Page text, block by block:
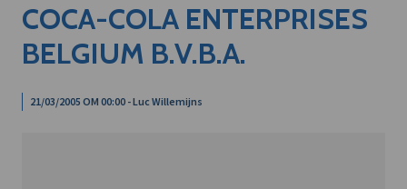
COCA-COLA ENTERPRISES
BELGIUM B.V.B.A.
21/03/2005 OM 00:00 - Luc Willemijns